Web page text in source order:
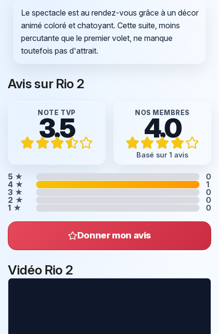
Le spectacle est au rendez-vous grâce à un décor
animé coloré et chatoyant. Cette suite, moins
percutante que le premier volet, ne manque
toutefois pas d'attrait.
Avis sur Rio 2
NOTE TVP
3.5 NOS MEMBRES
4.0
Basé sur 1 avis
5 ★
0
4 ★
1
3 ★
0
2 ★
0
1 ★ 0
Donner mon avis
Vidéo Rio 2